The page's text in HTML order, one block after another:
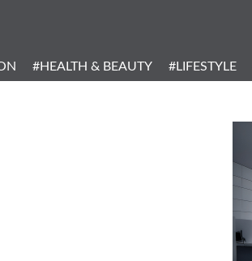
#HEALTH & BEAUTY #LIFESTYLE